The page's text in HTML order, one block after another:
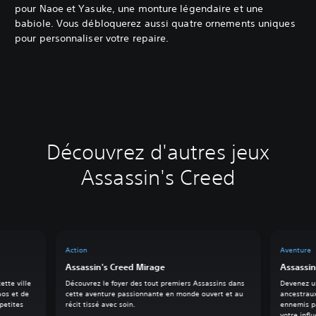
pour Naoe et Yasuke, une monture légendaire et une
babiole. Vous débloquerez aussi quatre ornements uniques
pour personnaliser votre repaire.
Découvrez d'autres jeux
Assassin's Creed
Action
Assassin's Creed Mirage
Découvrez le foyer des tout premiers Assassins dans
cette aventure passionnante en monde ouvert et au
récit tissé avec soin.
Aventure
Devenez
ennemis
ville
et de